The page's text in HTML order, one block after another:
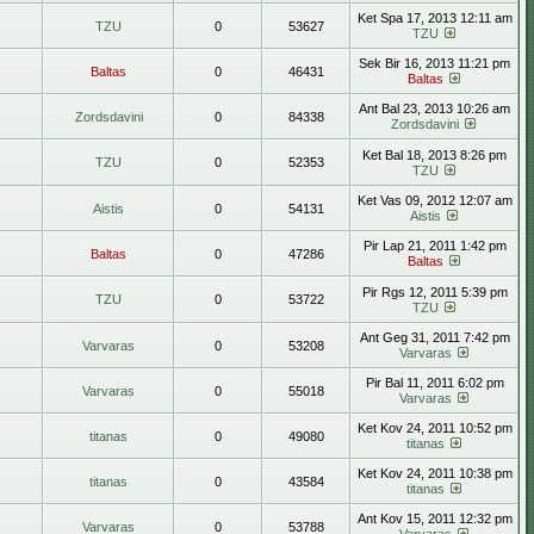
TZU 0 53627
Ket Spa 17, 2013 12:11 am
TZU
Baltas 0 46431
Sek Bir 16, 2013 11:21 pm
Baltas
Zordsdavini 0 84338
Ant Bal 23, 2013 10:26 am
Zordsdavini
TZU 0 52353
Ket Bal 18, 2013 8:26 pm
TZU
Aistis 0 54131
Ket Vas 09, 2012 12:07 am
Aistis
Baltas 0 47286
Pir Lap 21, 2011 1:42 pm
Baltas
TZU 0 53722
Pir Rgs 12, 2011 5:39 pm
TZU
Varvaras 0 53208
Ant Geg 31, 2011 7:42 pm
Varvaras
Varvaras 0 55018
Pir Bal 11, 2011 6:02 pm
Varvaras
titanas 0 49080
Ket Kov 24, 2011 10:52 pm
titanas
titanas 0 43584
Ket Kov 24, 2011 10:38 pm
titanas
Varvaras 0 53788
Ant Kov 15, 2011 12:32 pm